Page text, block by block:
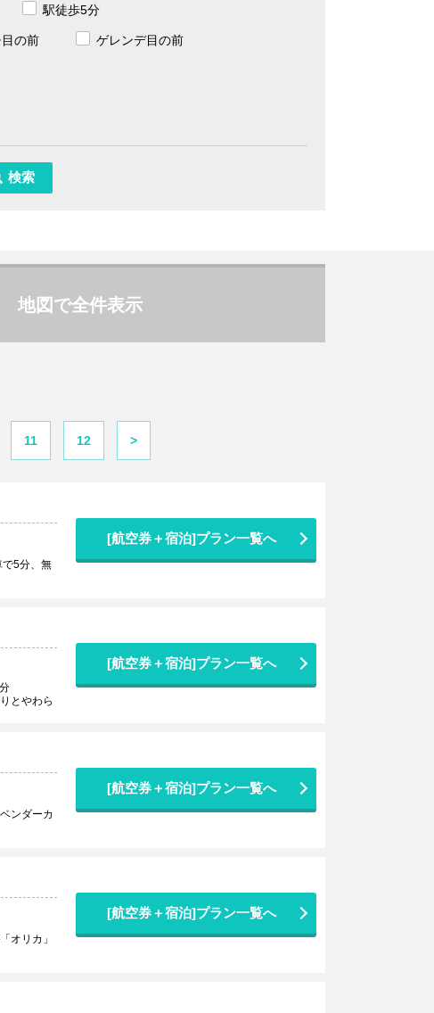
駅徒歩5分
の前 ゲレンデ目の前
地図で全件表示
11 12 >
で5分、無
[航空券＋宿泊]プラン一覧へ
とやわら
[航空券＋宿泊]プラン一覧へ
ンダーカ
[航空券＋宿泊]プラン一覧へ
オリカ」
[航空券＋宿泊]プラン一覧へ